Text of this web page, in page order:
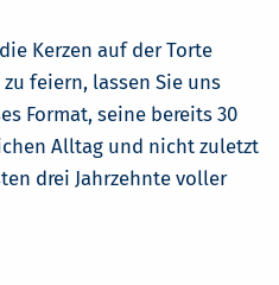
Kerzen auf der Torte
feiern, lassen Sie uns
Format, seine bereits 30
Alltag und nicht zuletzt
drei Jahrzehnte voller